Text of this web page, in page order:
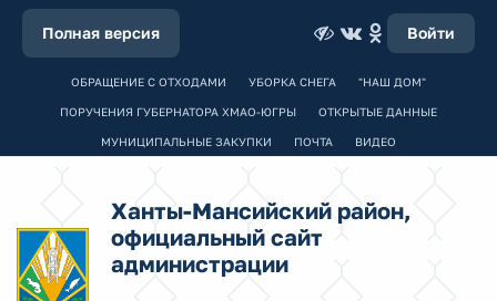
Полная версия Войти
ОБРАЩЕНИЕ С ОТХОДАМИ УБОРКА СНЕГА "НАШ ДОМ"
ПОРУЧЕНИЯ ГУБЕРНАТОРА ХМАО-ЮГРЫ ОТКРЫТЫЕ ДАННЫЕ
МУНИЦИПАЛЬНЫЕ ЗАКУПКИ ПОЧТА ВИДЕО
Ханты-Мансийский район,
официальный сайт
администрации